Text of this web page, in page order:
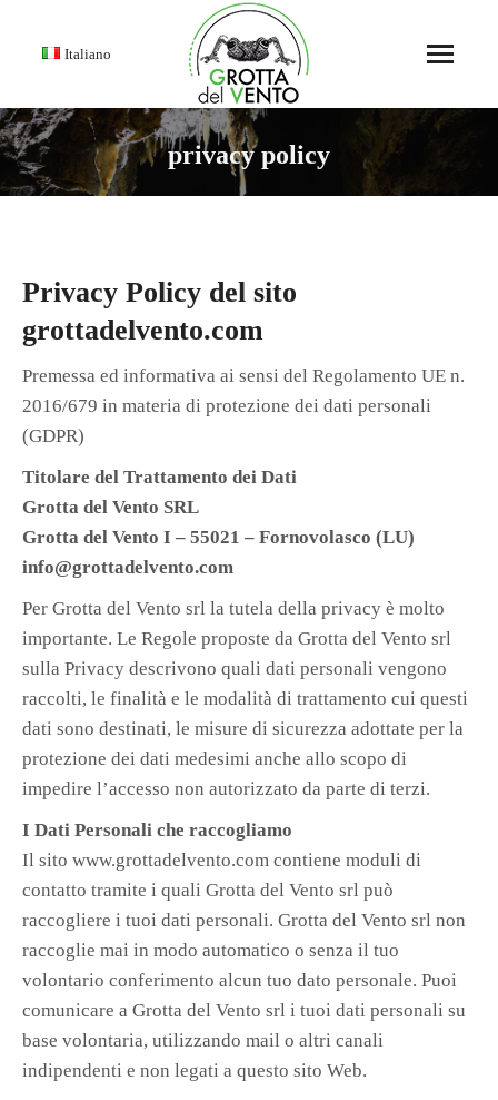
Italiano
privacy policy
Privacy Policy del sito
grottadelvento.com
Premessa ed informativa ai sensi del Regolamento UE n.
2016/679 in materia di protezione dei dati personali
(GDPR)
Titolare del Trattamento dei Dati
Grotta del Vento SRL
Grotta del Vento I – 55021 – Fornovolasco (LU)
info@grottadelvento.com
Per Grotta del Vento srl la tutela della privacy è molto
importante. Le Regole proposte da Grotta del Vento srl
sulla Privacy descrivono quali dati personali vengono
raccolti, le finalità e le modalità di trattamento cui questi
dati sono destinati, le misure di sicurezza adottate per la
protezione dei dati medesimi anche allo scopo di
impedire l’accesso non autorizzato da parte di terzi.
I Dati Personali che raccogliamo
Il sito www.grottadelvento.com contiene moduli di
contatto tramite i quali Grotta del Vento srl può
raccogliere i tuoi dati personali. Grotta del Vento srl non
raccoglie mai in modo automatico o senza il tuo
volontario conferimento alcun tuo dato personale. Puoi
comunicare a Grotta del Vento srl i tuoi dati personali su
base volontaria, utilizzando mail o altri canali
indipendenti e non legati a questo sito Web.